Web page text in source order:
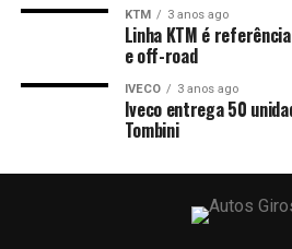
KTM 3 anos ago
Linha KTM é
e off-road
IVECO 3 anos ago
Iveco entrega 50
Tombini